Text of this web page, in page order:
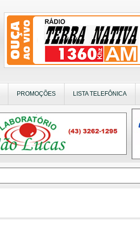
PROMOÇÕES LISTA TELEFÔNICA